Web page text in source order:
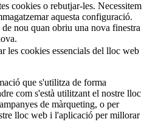
cookies o rebutjar-les. Necessitem
aquesta configuració.
nou quan obriu una nova finestra
les cookies essencials del lloc web
que s'utilitza de forma
com s'està utilitzant el nostre lloc
de màrqueting, o per
lloc web i l'aplicació per millorar